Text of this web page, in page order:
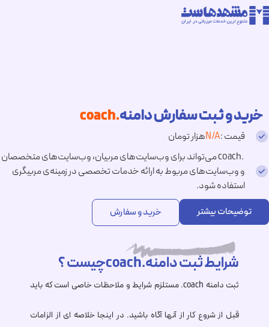
خرید و ثبت سفارش دامنه.coach
قیمت :N/Aهزار تومان
.coach می‌تواند برای وب‌سایت‌های مربیان، وب‌سایت‌های متخصصان
و وب‌سایت‌های مربوط به ارائه خدمات تخصصی در زمینه‌ی مربیگری
استفاده شود.
توضیحات بیشتر خرید و سفارش
شرایط ثبت دامنه.coachچیست ؟
ثبت دامنه .coachمستلزم شرایط و ملاحظات خاصی است که باید
قبل از شروع کار از آنها آگاه باشید. در اینجا خلاصه ای از الزامات